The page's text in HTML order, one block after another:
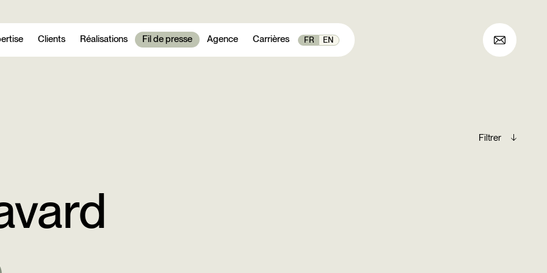
Clients Réalisations Fil de presse Agence Carrières EN
FR